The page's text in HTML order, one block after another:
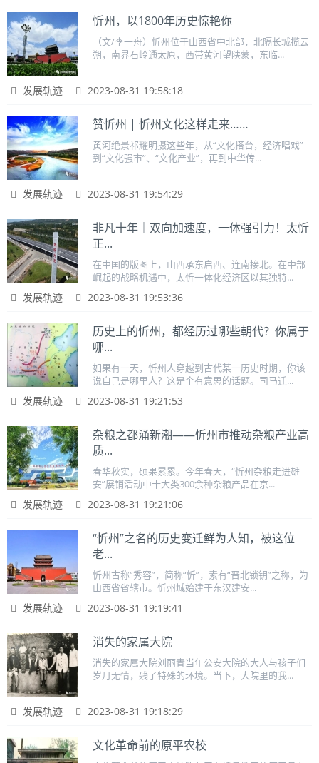
忻州，以1800年历史惊艳你
（文/李一舟）忻州位于山西省中北部，北隔长城揽云
朔，南界石岭通太原，西带黄河望陕蒙，东临...
发展轨迹 2023-08-31 19:58:18
赞忻州 | 忻州文化这样走来……
黄河绝景祁耀明摄这些年，从“文化搭台，经济唱戏”
到“文化强市”、“文化产业”，再到中华传...
发展轨迹 2023-08-31 19:54:29
非凡十年｜双向加速度，一体强引力！太忻
正...
在中国的版图上，山西承东启西、连南接北。在中部
崛起的战略机遇中，太忻一体化经济区以其独特...
发展轨迹 2023-08-31 19:53:36
历史上的忻州，都经历过哪些朝代？你属于
哪...
如果有一天，忻州人穿越到古代某一历史时期，你该
说自己是哪里人？这是个有意思的话题。司马迁...
发展轨迹 2023-08-31 19:21:53
杂粮之都涌新潮——忻州市推动杂粮产业高
质...
春华秋实，硕果累累。今年春天，“忻州杂粮走进雄
安”展销活动中十大类300余种杂粮产品在京...
发展轨迹 2023-08-31 19:21:06
“忻州”之名的历史变迁鲜为人知，被这位
老...
忻州古称“秀容”，简称“忻”，素有“晋北锁钥”之称，为
山西省省辖市。忻州城始建于东汉建安...
发展轨迹 2023-08-31 19:19:41
消失的家属大院
消失的家属大院刘丽青当年公安大院的大人与孩子们
岁月无情，残了特殊的环境。当下，大院里的我...
发展轨迹 2023-08-31 19:18:29
文化革命前的原平农校